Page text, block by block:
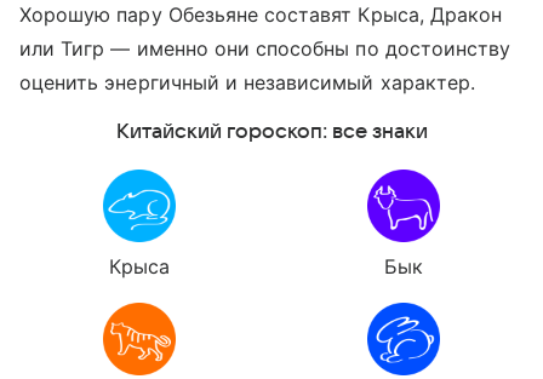
Хорошую пару Обезьяне составят Крыса, Дракон
или Тигр — именно они способны по достоинству
оценить энергичный и независимый характер.
Китайский гороскоп: все знаки
Крыса Бык